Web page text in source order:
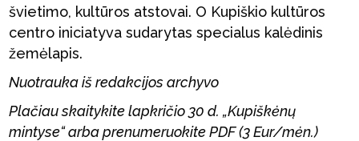
švietimo, kultūros atstovai. O Kupiškio kultūros
centro iniciatyva sudarytas specialus kalėdinis
žemėlapis.
Nuotrauka iš redakcijos archyvo
Plačiau skaitykite lapkričio 30 d. „Kupiškėnų
mintyse“ arba prenumeruokite PDF (3 Eur/mėn.)